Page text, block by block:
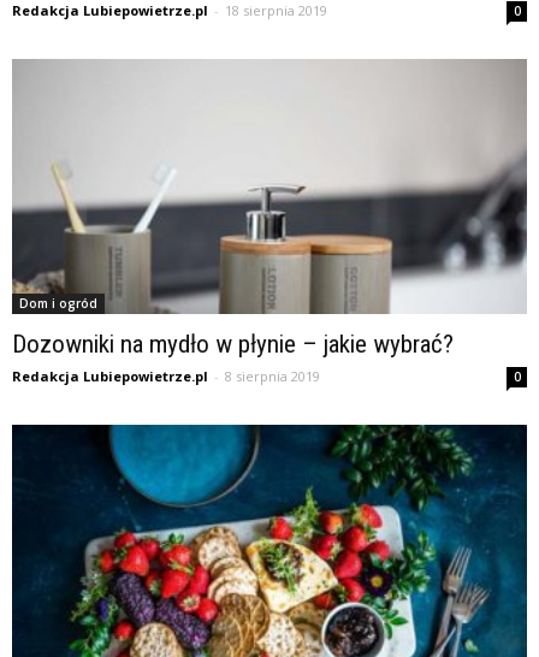
Redakcja Lubiepowietrze.pl - 18 sierpnia 2019 0
Dom i ogród
Dozowniki na mydło w płynie – jakie wybrać?
Redakcja Lubiepowietrze.pl - 8 sierpnia 2019 0